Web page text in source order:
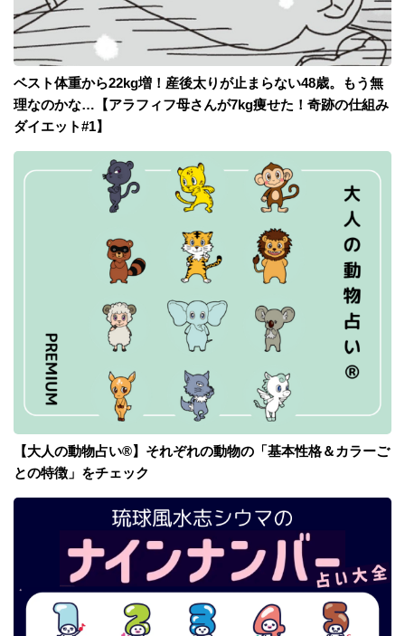
ベスト体重から22kg増！産後太りが止まらない48歳。もう無
理なのかな…【アラフィフ母さんが7kg痩せた！奇跡の仕組み
ダイエット#1】
【大人の動物占い®】それぞれの動物の「基本性格＆カラーご
との特徴」をチェック